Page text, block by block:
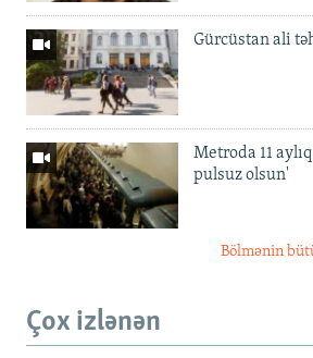
Gürcüstan ali
Metroda 11
pulsuz olsun'
Bölmənin
Çox izlənən